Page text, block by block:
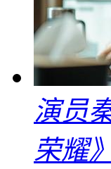
演员
荣耀